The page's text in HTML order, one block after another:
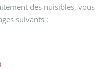
des nuisibles, vous
suivants :